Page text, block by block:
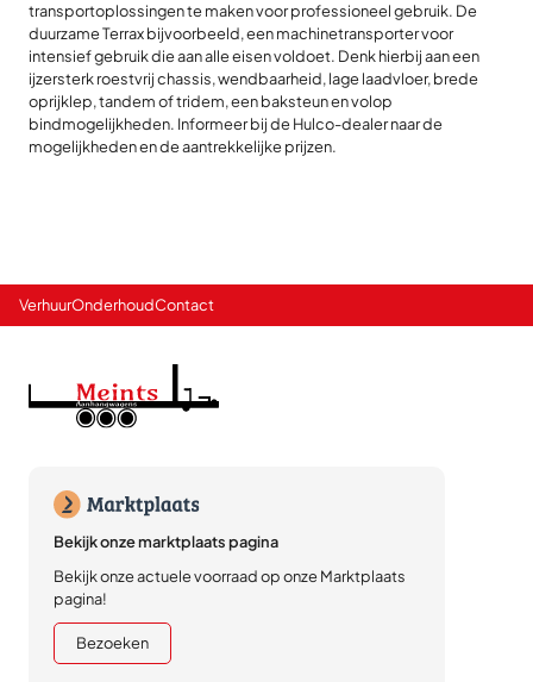
transportoplossingen te maken voor professioneel gebruik. De
duurzame Terrax bijvoorbeeld, een machinetransporter voor
intensief gebruik die aan alle eisen voldoet. Denk hierbij aan een
ijzersterk roestvrij chassis, wendbaarheid, lage laadvloer, brede
oprijklep, tandem of tridem, een baksteun en volop
bindmogelijkheden. Informeer bij de Hulco-dealer naar de
mogelijkheden en de aantrekkelijke prijzen.
VerhuurOnderhoudContact
Bekijk onze marktplaats pagina
Bekijk onze actuele voorraad op onze Marktplaats
pagina!
Bezoeken